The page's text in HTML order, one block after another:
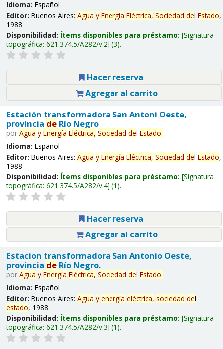
Idioma: Español
Editor: Buenos Aires: Agua y Energía Eléctrica, Sociedad del Estado,
1988
Disponibilidad: Ítems disponibles para préstamo: Signatura
topográfica: 621.374.5/A282/v.2 (3).
Hacer reserva
Agregar al carrito
Estación transformadora San Antoni Oeste,
provincia deRío Negro
por Agua y Energía Eléctrica, Sociedad del Estado.
Idioma: Español
Editor: Buenos Aires: Agua y Energía Eléctrica, Sociedad del Estado,
1988
Disponibilidad: Ítems disponibles para préstamo: Signatura
topográfica: 621.374.5/A282/v.4 (1).
Hacer reserva
Agregar al carrito
Estacion transformadora San Antonio Oeste,
provincia deRío Negro.
por Agua y Energía Eléctrica, Sociedad del Estado.
Idioma: Español
Editor: Buenos Aires: Agua y energía eléctrica, sociedad del
estado, 1988
Disponibilidad: Ítems disponibles para préstamo: Signatura
topográfica: 621.374.5/A282/v.3 (1).